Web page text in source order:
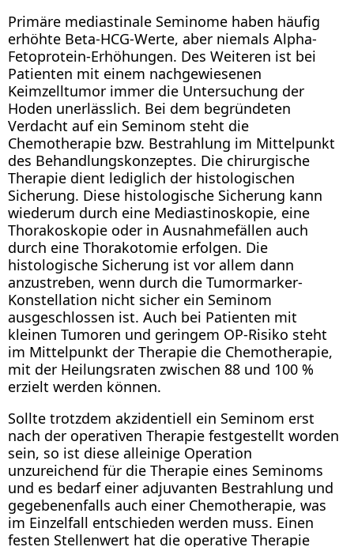
Primäre mediastinale Seminome haben häufig
erhöhte Beta-HCG-Werte, aber niemals Alpha-
Fetoprotein-Erhöhungen. Des Weiteren ist bei
Patienten mit einem nachgewiesenen
Keimzelltumor immer die Untersuchung der
Hoden unerlässlich. Bei dem begründeten
Verdacht auf ein Seminom steht die
Chemotherapie bzw. Bestrahlung im Mittelpunkt
des Behandlungskonzeptes. Die chirurgische
Therapie dient lediglich der histologischen
Sicherung. Diese histologische Sicherung kann
wiederum durch eine Mediastinoskopie, eine
Thorakoskopie oder in Ausnahmefällen auch
durch eine Thorakotomie erfolgen. Die
histologische Sicherung ist vor allem dann
anzustreben, wenn durch die Tumormarker-
Konstellation nicht sicher ein Seminom
ausgeschlossen ist. Auch bei Patienten mit
kleinen Tumoren und geringem OP-Risiko steht
im Mittelpunkt der Therapie die Chemotherapie,
mit der Heilungsraten zwischen 88 und 100 %
erzielt werden können.
Sollte trotzdem akzidentiell ein Seminom erst
nach der operativen Therapie festgestellt worden
sein, so ist diese alleinige Operation
unzureichend für die Therapie eines Seminoms
und es bedarf einer adjuvanten Bestrahlung und
gegebenenfalls auch einer Chemotherapie, was
im Einzelfall entschieden werden muss. Einen
festen Stellenwert hat die operative Therapie